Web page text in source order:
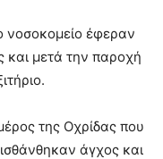
νοσοκομείο έφεραν
μετά την παροχή
της Οχρίδας που
άγχος και